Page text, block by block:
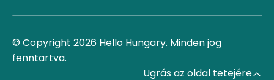
© Copyright 2026 Hello Hungary. Minden jog
fenntartva.
Ugrás az oldal tetejére